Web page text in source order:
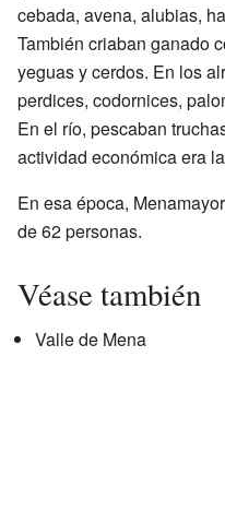
cebada, avena, alubias,
También criaban ganado
yeguas y cerdos. En los
perdices, codornices,
En el río, pescaban
actividad económica era
En esa época,
de 62 personas.
Véase también
Valle de Mena